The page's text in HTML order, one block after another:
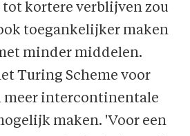
kortere verblijven zou
toegankelijker maken
minder middelen.
Turing Scheme voor
meer intercontinentale
maken. 'Voor een